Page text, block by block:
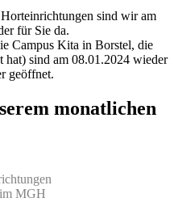
sind wir am
für Sie da.
Campus Kita in Borstel, die
hat) sind am 08.01.2024 wieder
geöffnet.
monatlichen
MGH